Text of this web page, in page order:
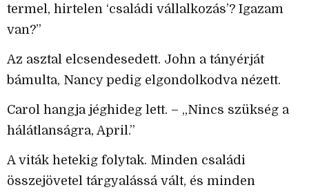
termel, hirtelen ‘családi vállalkozás’? Igazam
van?”
Az asztal elcsendesedett. John a tányérját
bámulta, Nancy pedig elgondolkodva nézett.
Carol hangja jéghideg lett. – „Nincs szükség a
hálátlanságra, April.”
A viták hetekig folytak. Minden családi
összejövetel tárgyalássá vált, és minden